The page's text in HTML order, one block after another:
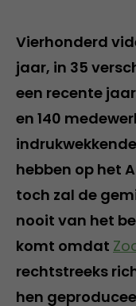
Vierhonderd
jaar, in 35
een recente
en 140
hebben op het
toch zal de
nooit van het
komt omdat
rechtstreeks
hen